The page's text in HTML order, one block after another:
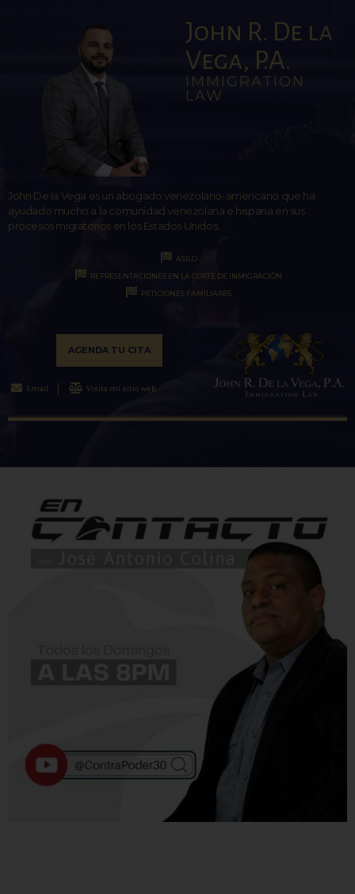
John R. De la
Vega, P.A.
IMMIGRATION
LAW
John De la Vega es un abogado venezolano-americano que ha
ayudado mucho a la comunidad venezolana e hispana en sus
procesos migratorios en los Estados Unidos.
ASILO
REPRESENTACIONES EN LA CORTE DE INMIGRACIÓN
PETICIONES FAMILIARES
AGENDA TU CITA
Email Visita mi sitio web